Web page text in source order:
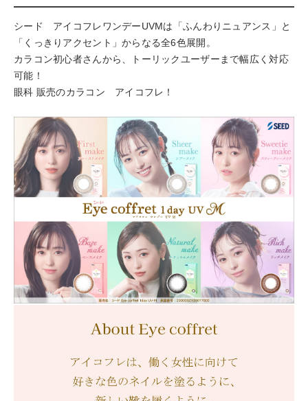
シード アイコフレワンデーUVMは「ふんわりニュアンス」と
「くっきりアクセント」からなる全6色展開。
カラコン初心者さんから、トーリックユーザーまで幅広く対応
可能！
眼科 販売のカラコン アイコフレ！